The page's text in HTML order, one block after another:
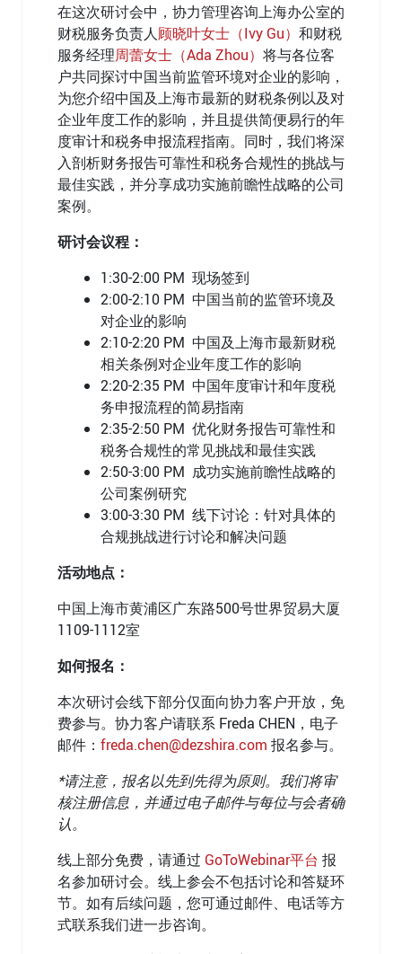
在这次研讨会中，协力管理咨询上海办公室的
财税服务负责人顾晓叶女士（Ivy Gu） 和财税
服务经理周蕾女士（Ada Zhou） 将与各位客
户共同探讨中国当前监管环境对企业的影响，
为您介绍中国及上海市最新的财税条例以及对
企业年度工作的影响，并且提供简便易行的年
度审计和税务申报流程指南。同时，我们将深
入剖析财务报告可靠性和税务合规性的挑战与
最佳实践，并分享成功实施前瞻性战略的公司
案例。
研讨会议程：
1:30-2:00 PM 现场签到
2:00-2:10 PM 中国当前的监管环境及
对企业的影响
2:10-2:20 PM 中国及上海市最新财税
相关条例对企业年度工作的影响
2:20-2:35 PM 中国年度审计和年度税
务申报流程的简易指南
2:35-2:50 PM 优化财务报告可靠性和
税务合规性的常见挑战和最佳实践
2:50-3:00 PM 成功实施前瞻性战略的
公司案例研究
3:00-3:30 PM 线下讨论：针对具体的
合规挑战进行讨论和解决问题
活动地点：
中国上海市黄浦区广东路500号世界贸易大厦
1109-1112室
如何报名：
本次研讨会线下部分仅面向协力客户开放，免
费参与。协力客户请联系 Freda CHEN，电子
邮件： freda.chen@dezshira.com 报名参与。
*请注意，报名以先到先得为原则。我们将审
核注册信息，并通过电子邮件与每位与会者确
认。
线上部分免费，请通过 GoToWebinar平台 报
名参加研讨会。线上参会不包括讨论和答疑环
节。如有后续问题，您可通过邮件、电话等方
式联系我们进一步咨询。